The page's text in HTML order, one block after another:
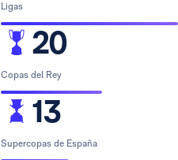
Ligas
20
Copas del Rey
13
Supercopas de España